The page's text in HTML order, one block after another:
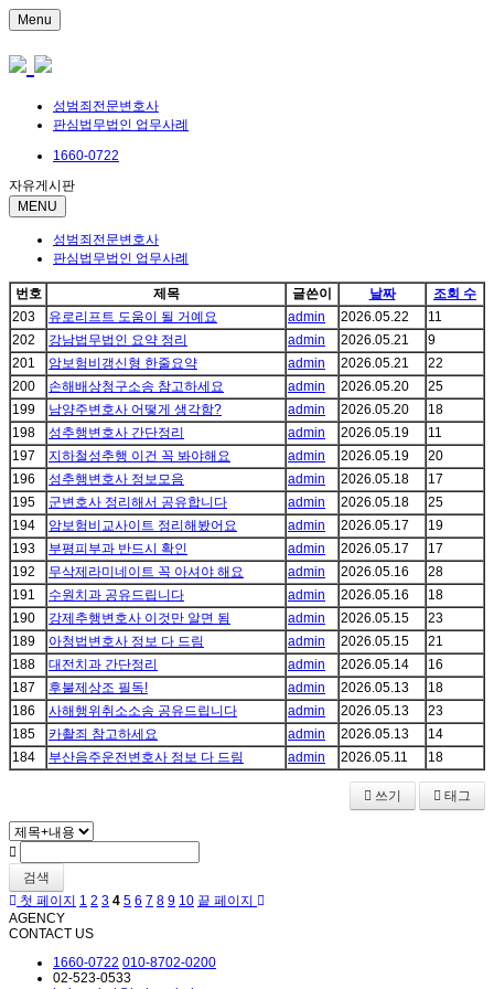
Menu
성범죄전문변호사
판심법무법인 업무사례
1660-0722
자유게시판
MENU
성범죄전문변호사
판심법무법인 업무사례
번호 제목 글쓴이 날짜
조회 수
203
유로리프트 도움이 될 거예요 admin 2026.05.22
11
202
강남법무법인 요약 정리 admin 2026.05.21
9
201
암보험비갱신형 한줄요약 admin 2026.05.21
22
200
손해배상청구소송 참고하세요 admin 2026.05.20
25
199
남양주변호사 어떻게 생각함? admin 2026.05.20
18
198
성추행변호사 간단정리 admin 2026.05.19
11
197
지하철성추행 이건 꼭 봐야해요 admin 2026.05.19
20
196
성추행변호사 정보모음 admin 2026.05.18
17
195
군변호사 정리해서 공유합니다 admin 2026.05.18
25
194
암보험비교사이트 정리해봤어요 admin 2026.05.17
19
193
부평피부과 반드시 확인 admin 2026.05.17
17
192
무삭제라미네이트 꼭 아셔야 해요 admin 2026.05.16
28
191
수원치과 공유드립니다 admin 2026.05.16
18
190
강제추행변호사 이것만 알면 됨 admin 2026.05.15
23
189
아청법변호사 정보 다 드림 admin 2026.05.15
21
188
대전치과 간단정리 admin 2026.05.14
16
187
후불제상조 필독! admin 2026.05.13
18
186
사해행위취소소송 공유드립니다 admin 2026.05.13
23
185
카촬죄 참고하세요 admin 2026.05.13
14
184
부산음주운전변호사 정보 다 드림 admin 2026.05.11 18
쓰기 태그
검색
첫 페이지 1 2 3 4 5 6 7 8 9 10 끝 페이지
AGENCY
CONTACT US
1660-0722 010-8702-0200
02-523-0533